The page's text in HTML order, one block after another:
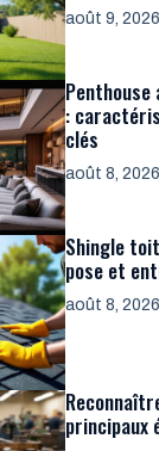
août 9, 2026
:
clés
août 8, 2026
Shingle
pose et
août 8, 2026
principaux